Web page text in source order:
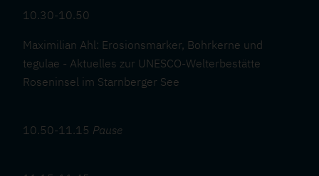
10.30-10.50
Maximilian Ahl: Erosionsmarker, Bohrkerne und
tegulae - Aktuelles zur UNESCO-Welterbestätte
Roseninsel im Starnberger See
10.50-11.15 Pause